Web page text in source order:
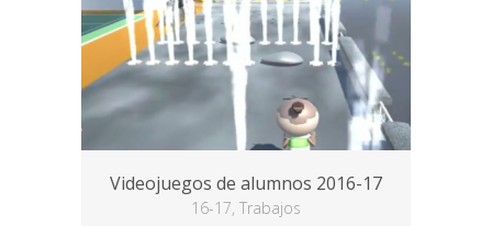
Videojuegos de alumnos 2016-17
16-17, Trabajos